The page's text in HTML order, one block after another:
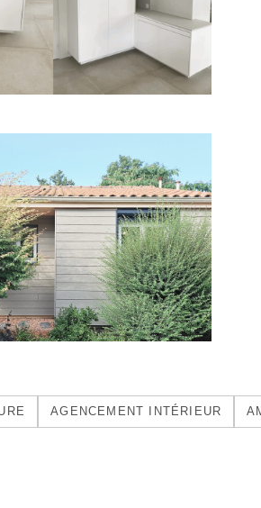
AGENCEMENT INTÉRIEUR